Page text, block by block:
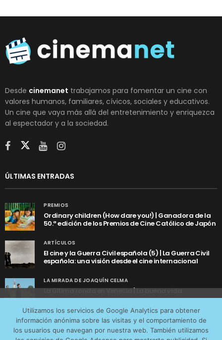
Desde cinemanet trabajamos para fomentar un cine con
valores humanos, familiares, cívicos, sociales y educativos.
Un cine que vaya más allá del entretenimiento y enriquezca
al espectador y a la sociedad.
ÚLTIMAS ENTRADAS
PREMIOS
Ordinary children (How dare you!) | Ganadora de la
50.ª edición de los Premios de Cine Católico de Japón
ARTÍCULOS
El cine y la Guerra Civil española (5) | La Guerra Civil
española: una visión desde el cine internacional
LA MIRADA DE JOAQUÍN CELMA
La última ronda en Venecia | La buena vida
Utilizamos los servicios de Google Analytics para obtener
información anónima sobre las visitas y el comportamiento de
los usuarios que navegan por nuestra web. También utilizamos
tráfico web que recibimos y conocer los servicios que
más os interesan. Puede cambiar las preferencias y